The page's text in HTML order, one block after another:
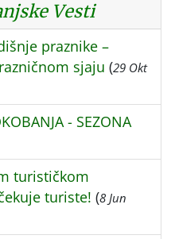
Vesti
praznike –
sjaju (29 Okt
- SEZONA
turističkom
turiste! (8 Jun